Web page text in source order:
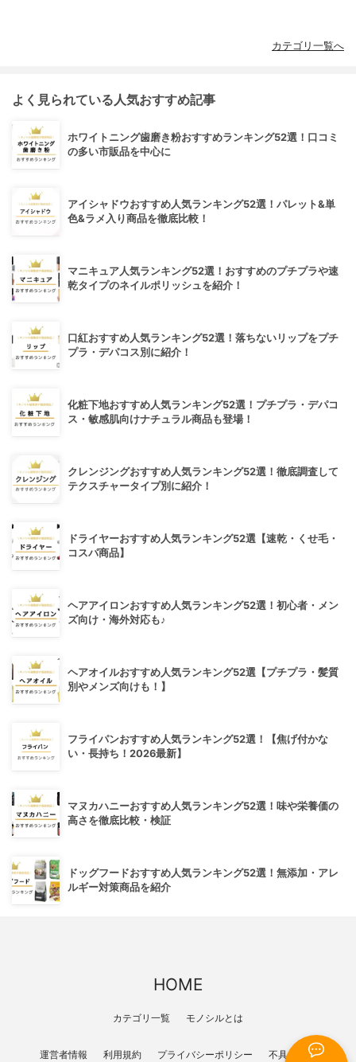
カテゴリ一覧へ
よく見られている人気おすすめ記事
ホワイトニング歯磨き粉おすすめランキング52選！口コミ
の多い市販品を中心に
アイシャドウおすすめ人気ランキング52選！パレット&単
色&ラメ入り商品を徹底比較！
マニキュア人気ランキング52選！おすすめのプチプラや速
乾タイプのネイルポリッシュを紹介！
口紅おすすめ人気ランキング52選！落ちないリップをプチ
プラ・デパコス別に紹介！
化粧下地おすすめ人気ランキング52選！プチプラ・デパコ
ス・敏感肌向けナチュラル商品も登場！
クレンジングおすすめ人気ランキング52選！徹底調査して
テクスチャータイプ別に紹介！
ドライヤーおすすめ人気ランキング52選【速乾・くせ毛・
コスパ商品】
ヘアアイロンおすすめ人気ランキング52選！初心者・メン
ズ向け・海外対応も♪
ヘアオイルおすすめ人気ランキング52選【プチプラ・髪質
別やメンズ向けも！】
フライパンおすすめ人気ランキング52選！【焦げ付かな
い・長持ち！2026最新】
マヌカハニーおすすめ人気ランキング52選！味や栄養価の
高さを徹底比較・検証
ドッグフードおすすめ人気ランキング52選！無添加・アレ
ルギー対策商品を紹介
HOME
カテゴリ一覧 モノシルとは
運営者情報 利用規約 プライバシーポリシー 不具合報告